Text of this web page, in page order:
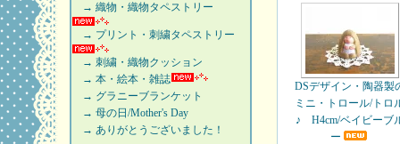
→ 織物・織物タペストリー
→ プリント・刺繍タペストリー
→ 刺繍・織物クッション
→ 本・絵本・雑誌
→ グラニーブランケット
→ 母の日/Mother's Day
→ ありがとうございました！
DSデザイン・陶器製
ミニ・トロール/トロ
♪ H4cm/ベイビーブ
ー